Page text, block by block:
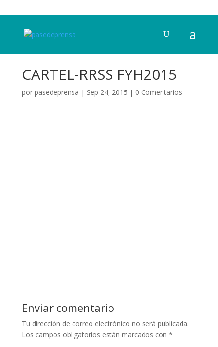
CARTEL-RRSS FYH2015
por pasedeprensa | Sep 24, 2015 | 0 Comentarios
Enviar comentario
Tu dirección de correo electrónico no será publicada.
Los campos obligatorios están marcados con *